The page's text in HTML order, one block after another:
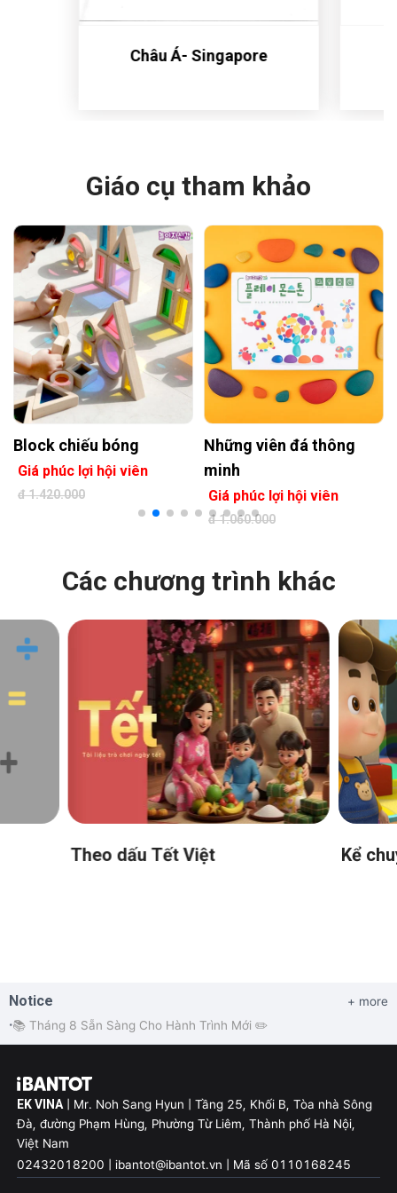
Cỏ bốn lá
Giáo cụ tham khảo
Những viên đá thông
minh
Giá phúc lợi hội viên
Block nam châm
Giá phúc lợi hội viên
đ 2.300.000
Các chương trình khác
Kể chuyện 3D
Notice + more
•📚 Tháng 8 Sẵn Sàng Cho Hành Trình Mới ✏️
EK VINA| Mr. Noh Sang Hyun | Tầng 25, Khối B, Tòa nhà Sông
Đà, đường Phạm Hùng, Phường Từ Liêm, Thành phố Hà Nội,
Việt Nam
02432018200 | ibantot@ibantot.vn | Mã số 0110168245